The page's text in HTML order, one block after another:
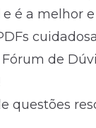
é a melhor
de
questões